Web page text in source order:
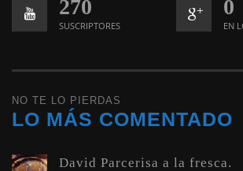
270
SUSCRIPTORES
0
EN
NO TE LO PIERDAS
LO MÁS COMENTADO
David Parcerisa a la fresca.